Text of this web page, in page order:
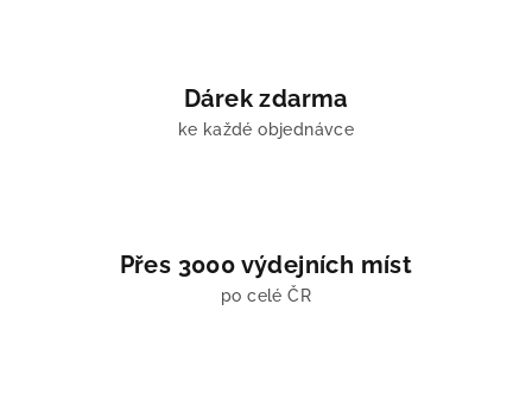
Dárek zdarma
ke každé objednávce
Přes 3000 výdejních míst
po celé ČR